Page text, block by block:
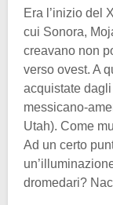
Era l’inizio del
cui Sonora,
creavano non
verso ovest. A
acquistate
messicano-
Utah). Come
Ad un certo
dromedari?